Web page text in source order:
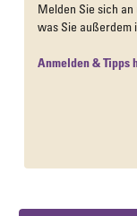
Melden Sie sich
was Sie außerdem
Anmelden & Tipps